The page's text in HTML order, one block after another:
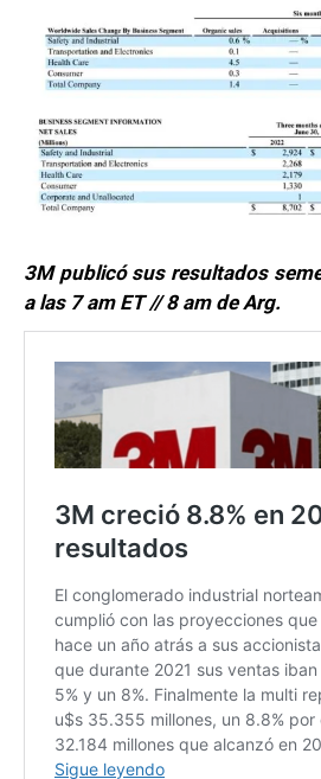
3M publicó sus resultados
a las 7 am ET // 8 am de Arg.